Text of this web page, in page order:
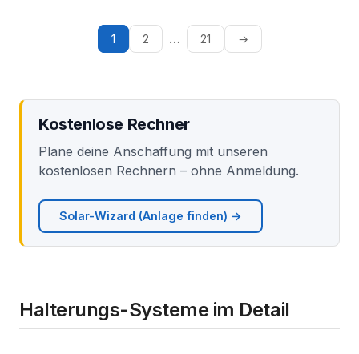
1 2 … 21 →
Kostenlose Rechner
Plane deine Anschaffung mit unseren
kostenlosen Rechnern – ohne Anmeldung.
Solar-Wizard (Anlage finden) →
Halterungs-Systeme im Detail